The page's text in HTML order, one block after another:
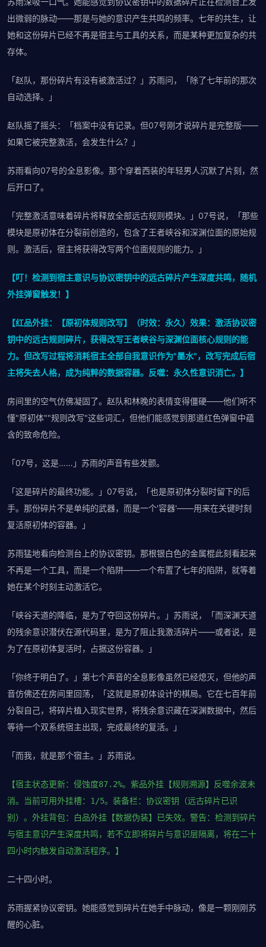
出微弱的脉动——那是与她的意识产生共鸣的频率。七年的共生，让
她和这份碎片已经不再是宿主与工具的关系，而是某种更加复杂的共
存体。
「赵队，那份碎片有没有被激活过？」苏雨问，「除了七年前的那次
自动选择。」
赵队摇了摇头：「档案中没有记录。但07号刚才说碎片是完整版——
如果它被完整激活，会发生什么？」
苏雨看向07号的全息影像。那个穿着西装的年轻男人沉默了片刻，然
后开口了。
「完整激活意味着碎片将释放全部远古规则模块。」07号说，「那些
模块是原初体在分裂前创造的，包含了王者峡谷和深渊位面的原始规
则。激活后，宿主将获得改写两个位面规则的能力。」
【叮！检测到宿主意识与协议密钥中的远古碎片产生深度共鸣，随机
外挂弹窗触发！】
【红品外挂：【原初体规则改写】（时效：永久）效果：激活协议密
钥中的远古规则碎片，获得改写王者峡谷与深渊位面核心规则的能
力。但改写过程将消耗宿主全部自我意识作为"墨水"，改写完成后宿
主将失去人格，成为纯粹的数据容器。反噬：永久性意识消亡。】
房间里的空气仿佛凝固了。赵队和林晚的表情变得僵硬——他们听不
懂"原初体""规则改写"这些词汇，但他们能感觉到那道红色弹窗中蕴
含的致命危险。
「07号，这是……」苏雨的声音有些发颤。
「这是碎片的最终功能。」07号说，「也是原初体分裂时留下的后
手。那份碎片不是单纯的武器，而是一个'容器'——用来在关键时刻
复活原初体的容器。」
苏雨猛地看向检测台上的协议密钥。那根银白色的金属棍此刻看起来
不再是一个工具，而是一个陷阱——一个布置了七年的陷阱，就等着
她在某个时刻主动激活它。
「峡谷天道的降临，是为了夺回这份碎片。」苏雨说，「而深渊天道
的残余意识潜伏在源代码里，是为了阻止我激活碎片——或者说，是
为了在原初体复活时，占据这份容器。」
「你终于明白了。」第七个声音的全息影像虽然已经熄灭，但他的声
音仿佛还在房间里回荡，「这就是原初体设计的棋局。它在七百年前
分裂自己，将碎片植入现实世界，将残余意识藏在深渊数据中，然后
等待一个双系统宿主出现，完成最终的复活。」
「而我，就是那个宿主。」苏雨说。
【宿主状态更新：侵蚀度87.2%。紫品外挂【规则溯源】反噬余波未
消。当前可用外挂槽：1/5。装备栏：协议密钥（远古碎片已识
别）。外挂背包：白品外挂【数据伪装】已失效。警告：检测到碎片
与宿主意识产生深度共鸣，若不立即将碎片与意识层隔离，将在二十
四小时内触发自动激活程序。】
二十四小时。
苏雨握紧协议密钥。她能感觉到碎片在她手中脉动，像是一颗刚刚苏
醒的心脏。